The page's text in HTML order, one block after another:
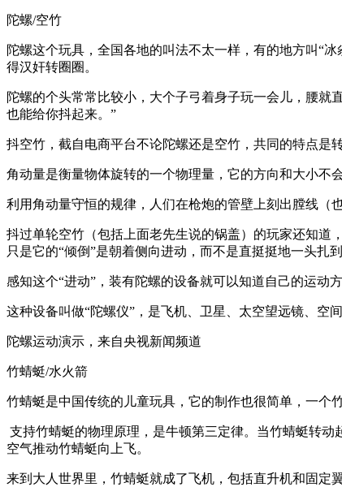
陀螺/空竹
陀螺这个玩具，全国各地的叫法不太一样，有的地方叫“冰
得汉奸转圈圈。
陀螺的个头常常比较小，大个子弓着身子玩一会儿，腰
也能给你抖起来。”
抖空竹，截自电商平台不论陀螺还是空竹，共同的特点是
角动量是衡量物体旋转的一个物理量，它的方向和大小不
利用角动量守恒的规律，人们在枪炮的管壁上刻出膛线（
抖过单轮空竹（包括上面老先生说的锅盖）的玩家还知道
只是它的“倾倒”是朝着侧向进动，而不是直挺挺地一头扎
感知这个“进动”，装有陀螺的设备就可以知道自己的运动
这种设备叫做“陀螺仪”，是飞机、卫星、太空望远镜、
陀螺运动演示，来自央视新闻频道
竹蜻蜓/水火箭
竹蜻蜓是中国传统的儿童玩具，它的制作也很简单，一个
支持竹蜻蜓的物理原理，是牛顿第三定律。当竹蜻蜓转
空气推动竹蜻蜓向上飞。
来到大人世界里，竹蜻蜓就成了飞机，包括直升机和固定